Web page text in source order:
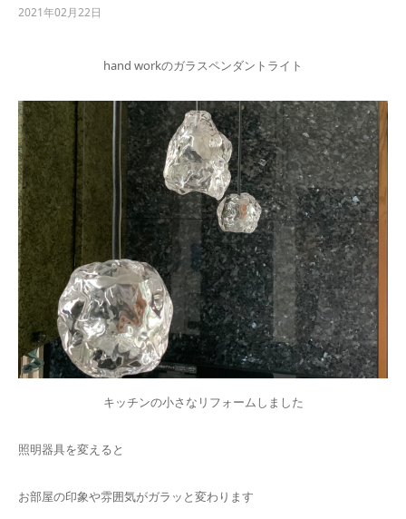
2021年02月22日
hand workのガラスペンダントライト
キッチンの小さなリフォームしました
照明器具を変えると
お部屋の印象や雰囲気がガラッと変わります